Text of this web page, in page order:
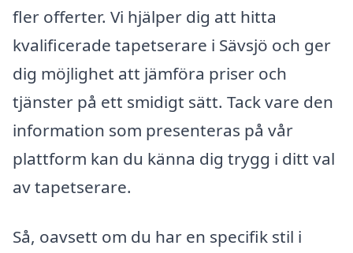
fler offerter. Vi hjälper dig att hitta
kvalificerade tapetserare i Sävsjö och ger
dig möjlighet att jämföra priser och
tjänster på ett smidigt sätt. Tack vare den
information som presenteras på vår
plattform kan du känna dig trygg i ditt val
av tapetserare.
Så, oavsett om du har en specifik stil i